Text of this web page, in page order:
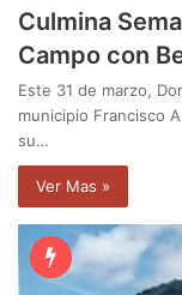
Culmina
Campo con
Este 31 de marzo,
municipio Francisco
su…
Ver Mas »